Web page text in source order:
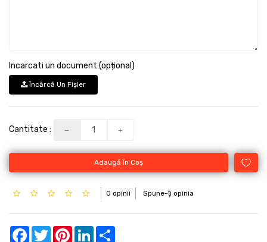
Incarcati un document (opțional)
Încărcă Un Fişier
Cantitate :
Adaugă În Coş
0 opinii Spune-ţi opinia
Facebook
TwitterPinterestLinkedIn